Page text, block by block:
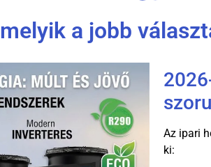
a jobb
Az ipari
ki: